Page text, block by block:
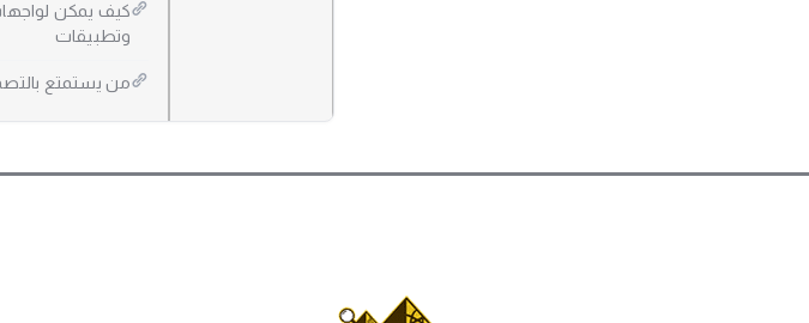
كيف يمكن
وتطبيقات
من يستمتع